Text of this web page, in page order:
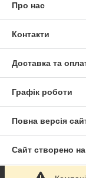
Про нас
Контакти
Доставка та
Графік роботи
Повна версія
Сайт створено